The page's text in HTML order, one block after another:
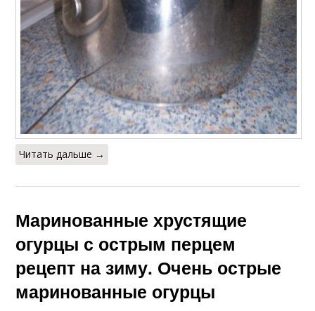
Читать дальше →
Маринованные хрустящие
огурцы с острым перцем
рецепт на зиму. Очень острые
маринованные огурцы